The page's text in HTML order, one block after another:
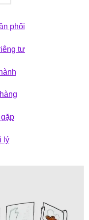
phối
tư
lý